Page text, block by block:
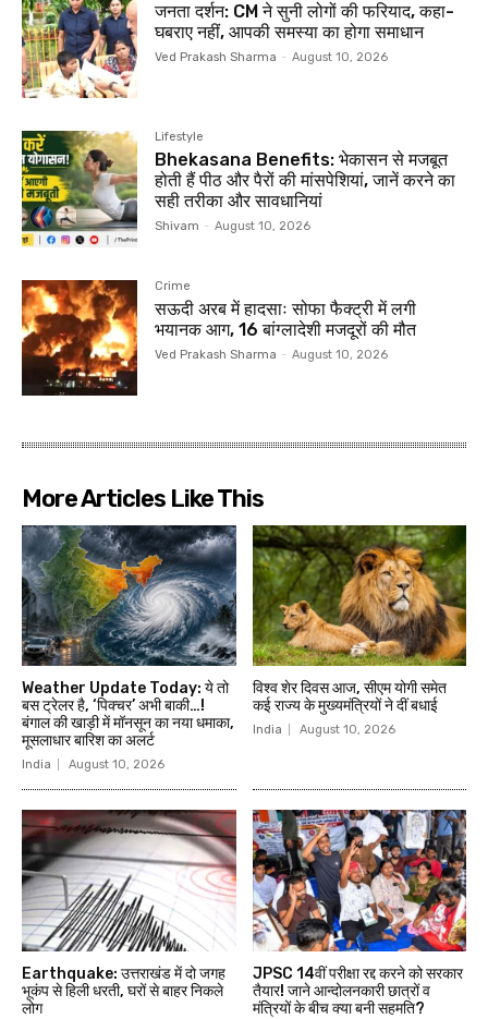
जनता दर्शन: CM ने सुनी लोगों की फरियाद, कहा-
घबराए नहीं, आपकी समस्या का होगा समाधान
Ved Prakash Sharma - August 10, 2026
Lifestyle
Bhekasana Benefits: भेकासन से मजबूत
होती हैं पीठ और पैरों की मांसपेशियां, जानें करने का
सही तरीका और सावधानियां
Shivam - August 10, 2026
Crime
सऊदी अरब में हादसाः सोफा फैक्ट्री में लगी
भयानक आग, 16 बांग्लादेशी मजदूरों की मौत
Ved Prakash Sharma - August 10, 2026
More Articles Like This
Weather Update Today: ये तो
बस ट्रेलर है, ‘पिक्चर’ अभी बाकी…!
बंगाल की खाड़ी में मॉनसून का नया धमाका,
मूसलाधार बारिश का अलर्ट
India August 10, 2026
विश्व शेर दिवस आज, सीएम योगी समेत
कई राज्य के मुख्यमंत्रियों ने दीं बधाई
India August 10, 2026
Earthquake: उत्तराखंड में दो जगह
भूकंप से हिली धरती, घरों से बाहर निकले
लोग
JPSC 14वीं परीक्षा रद्द करने को सरकार
तैयार! जाने आन्दोलनकारी छात्रों व
मंत्रियों के बीच क्या बनी सहमति?